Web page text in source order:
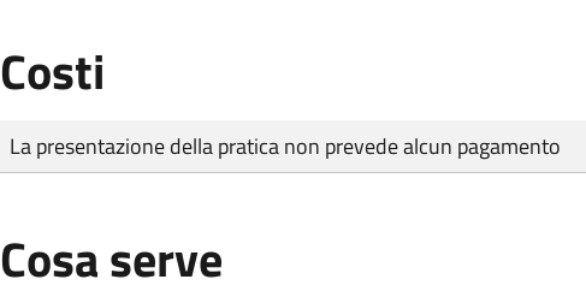
Costi
Tipo di pagamento
Importo
La presentazione della pratica non prevede alcun pagamento
Cosa serve